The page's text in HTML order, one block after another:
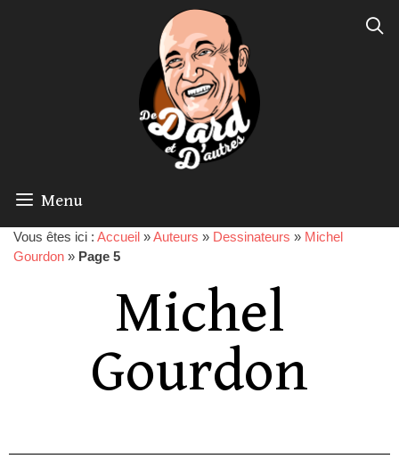
Menu
Vous êtes ici : Accueil »Auteurs » Dessinateurs » Michel
Gourdon » Page 5
Michel
Gourdon